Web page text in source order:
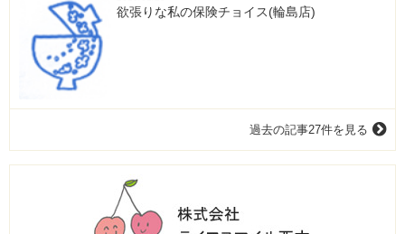
欲張りな私の保険チョイス(輪島店)
過去の記事27件を見る